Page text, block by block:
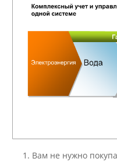
Вам не нужно